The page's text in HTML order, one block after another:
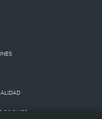
cargos o
ni
cargo
de la
COOKIES